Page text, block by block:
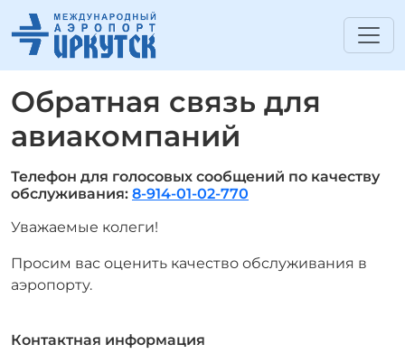
Обратная связь для
авиакомпаний
Телефон для голосовых сообщений по качеству
обслуживания: 8-914-01-02-770
Уважаемые колеги!
Просим вас оценить качество обслуживания в
аэропорту.
Контактная информация